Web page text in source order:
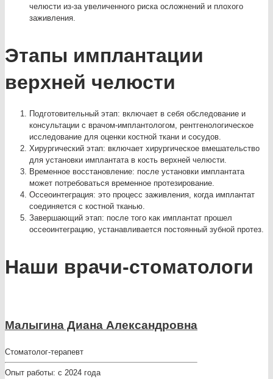
челюсти из-за увеличенного риска осложнений и плохого
заживления.
Этапы имплантации
верхней челюсти
Подготовительный этап: включает в себя обследование и
консультации с врачом-имплантологом, рентгенологическое
исследование для оценки костной ткани и сосудов.
Хирургический этап: включает хирургическое вмешательство
для установки имплантата в кость верхней челюсти.
Временное восстановление: после установки имплантата
может потребоваться временное протезирование.
Оссеоинтеграция: это процесс заживления, когда имплантат
соединяется с костной тканью.
Завершающий этап: после того как имплантат прошел
оссеоинтеграцию, устанавливается постоянный зубной протез.
Наши врачи-стоматологи
Малыгина Диана Александровна
Стоматолог-терапевт
Опыт работы: с 2024 года